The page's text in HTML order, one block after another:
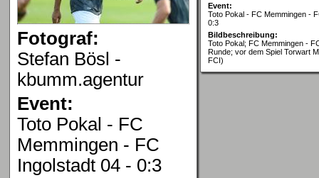
Fotograf:
Stefan Bösl -
kbumm.agentur
Event:
Toto Pokal - FC
Memmingen - FC
Ingolstadt 04 - 0:3
Event:
Toto Pokal - FC Memmingen -
0:3
Bildbeschreibung:
Toto Pokal; FC Memmingen -
Runde; vor dem Spiel Torwart
FCI)